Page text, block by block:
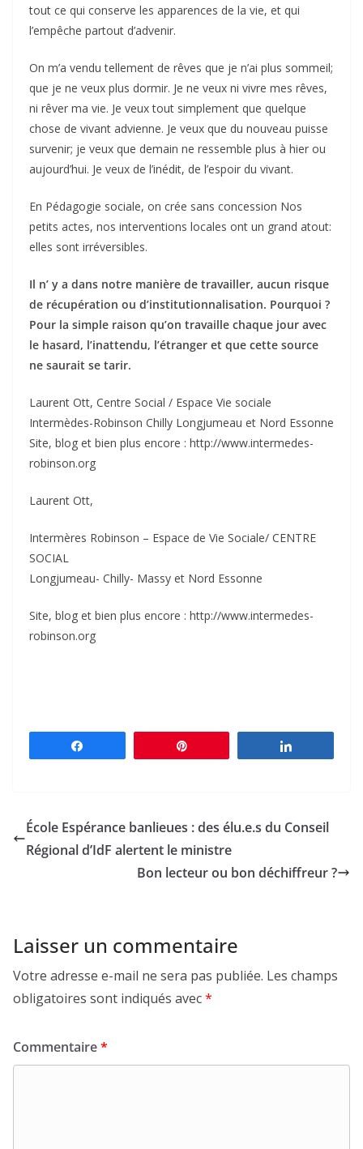
tout ce qui conserve les apparences de la vie, et qui
l’empêche partout d’advenir.
On m’a vendu tellement de rêves que je n’ai plus sommeil;
que je ne veux plus dormir. Je ne veux ni vivre mes rêves,
ni rêver ma vie. Je veux tout simplement que quelque
chose de vivant advienne. Je veux que du nouveau puisse
survenir; je veux que demain ne ressemble plus à hier ou
aujourd’hui. Je veux de l’inédit, de l’espoir du vivant.
En Pédagogie sociale, on crée sans concession Nos
petits actes, nos interventions locales ont un grand atout:
elles sont irréversibles.
Il n’ y a dans notre manière de travailler, aucun risque
de récupération ou d’institutionnalisation. Pourquoi ?
Pour la simple raison qu’on travaille chaque jour avec
le hasard, l’inattendu, l’étranger et que cette source
ne saurait se tarir.
Laurent Ott, Centre Social / Espace Vie sociale
Intermèdes-Robinson Chilly Longjumeau et Nord Essonne
Site, blog et bien plus encore : http://www.intermedes-
robinson.org
Laurent Ott,
Intermères Robinson – Espace de Vie Sociale/ CENTRE
SOCIAL
Longjumeau- Chilly- Massy et Nord Essonne
Site, blog et bien plus encore : http://www.intermedes-
robinson.org
École Espérance banlieues : des élu.e.s du Conseil
Régional d’IdF alertent le ministre
Bon lecteur ou bon déchiffreur ?
Laisser un commentaire
Votre adresse e-mail ne sera pas publiée. Les champs
obligatoires sont indiqués avec*
Commentaire*